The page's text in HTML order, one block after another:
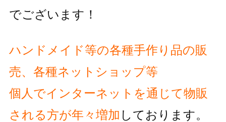
でございます！
ハンドメイド等の各種手作り品の販
売、各種ネットショップ等
個人でインターネットを通じて物販
される方が年々増加 しております。